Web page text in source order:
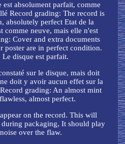
est absolument parfait, comme
Record grading: The record is
absolutely perfect Etat de la
comme neuve, mais elle n'est
Cover and extra documents
poster are in perfect condition.
Le disque est parfait.
sur le disque, mais doit
doit y avoir aucun effet sur la
grading: An almost mint
almost perfect.
on the record. This will
packaging, It should play
over the flaw.